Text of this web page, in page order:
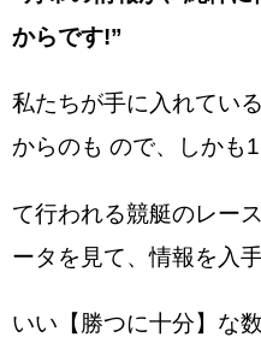
からです!”
私たちが手に入れてい
からのも ので、しかも
て行われる競艇のレー
ータを見て、情報を入
いい【勝つに十分】な